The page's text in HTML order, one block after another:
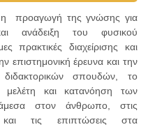
η προαγωγή της γνώσης για
ανάδειξη του φυσικού
πρακτικές διαχείρισης και
έρευνα και την
διδακτορικών σπουδών, το
μελέτη και κατανόηση των
στον άνθρωπο, στις
και τις επιπτώσεις στα